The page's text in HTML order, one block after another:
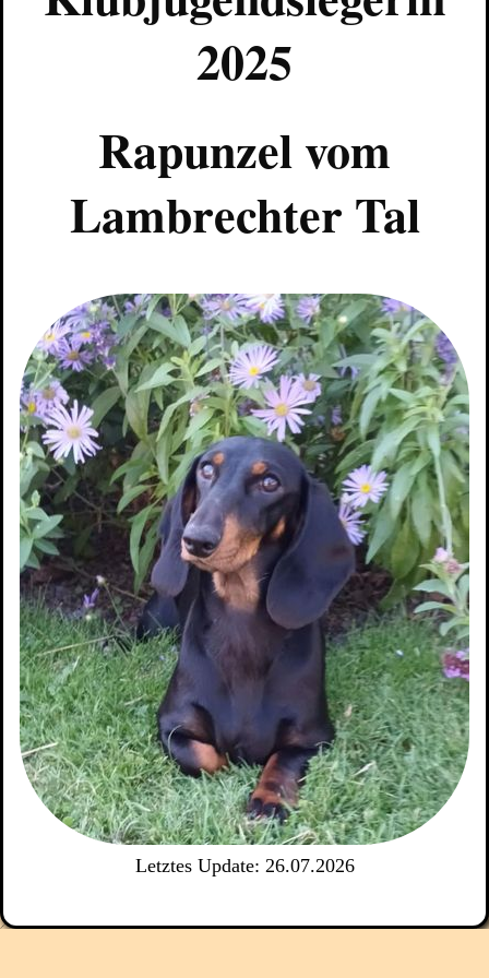
2025
Rapunzel vom
Lambrechter Tal
Letztes Update: 26.07.2026